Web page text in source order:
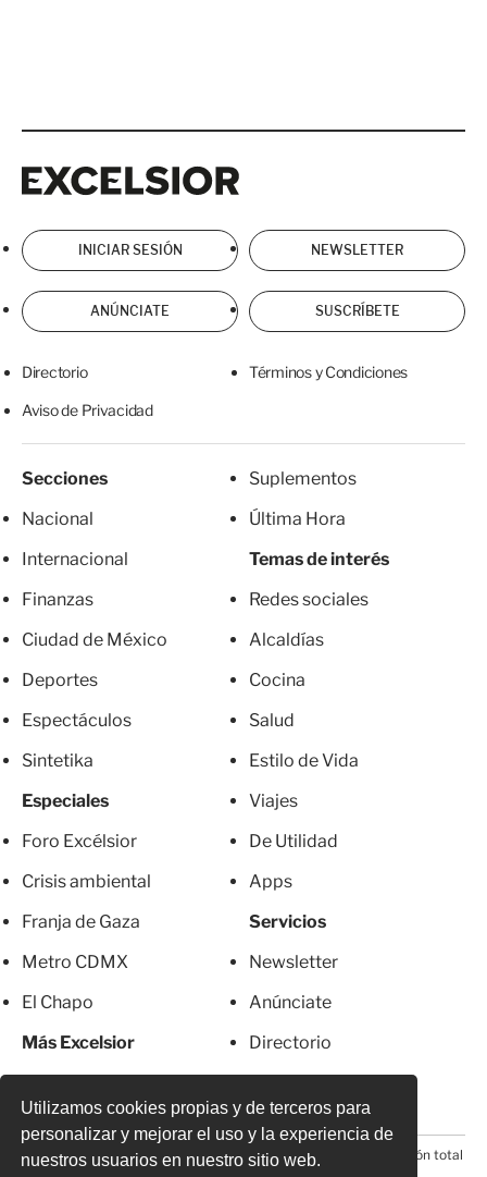
Utilizamos cookies propias y de terceros para
personalizar y mejorar el uso y la experiencia de
nuestros usuarios en nuestro sitio web.
INICIAR SESIÓN NEWSLETTER
ANÚNCIATE SUSCRÍBETE
Directorio Términos y Condiciones
Aviso de Privacidad
Secciones
Nacional
Internacional
Finanzas
Ciudad de México
Deportes
Espectáculos
Sintetika
Especiales
Foro Excélsior
Crisis ambiental
Franja de Gaza
Metro CDMX
El Chapo
Más Excelsior
Suplementos
Última Hora
Temas de interés
Redes sociales
Alcaldías
Cocina
Salud
Estilo de Vida
Viajes
De Utilidad
Apps
Servicios
Newsletter
Anúnciate
Directorio
© 2026 Todos los derechos reservados. Prohibida la reproducción total
o parcial, incluyendo cualquier medio electrónico*